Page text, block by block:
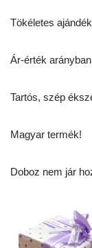
Tökéletes
Ár-érték
Tartós, szép
Magyar termék!
Doboz nem jár